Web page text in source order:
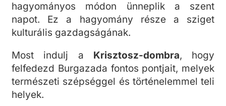
hagyományos módon ünneplik a szent
napot. Ez a hagyomány része a sziget
kulturális gazdagságának.
Most indulj a Krisztosz-dombra, hogy
felfedezd Burgazada fontos pontjait, melyek
természeti szépséggel és történelemmel teli
helyek.